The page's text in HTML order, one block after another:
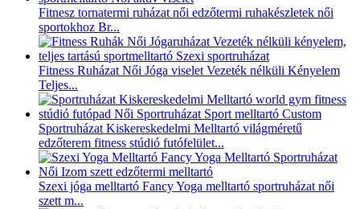
Fitnesz tornatermi ruházat női edzőtermi ruhakészletek női
sportokhoz Br...
Fitness Ruházat Női Jóga viselet Vezeték nélküli Kényelem
Teljes...
Sportruházat Kiskereskedelmi Melltartó világméretű
edzőterem fitness stúdió futófelület...
Szexi jóga melltartó Fancy Yoga melltartó sportruházat női
szett m...